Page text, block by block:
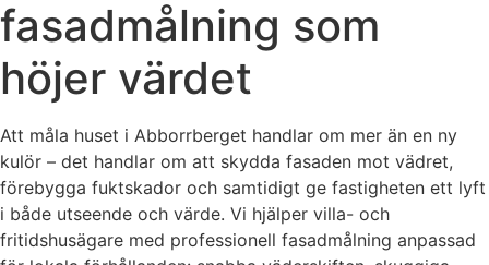
fasadmålning som
höjer värdet
Att måla huset i Abborrberget handlar om mer än en ny
kulör – det handlar om att skydda fasaden mot vädret,
förebygga fuktskador och samtidigt ge fastigheten ett lyft
i både utseende och värde. Vi hjälper villa- och
fritidshusägare med professionell fasadmålning anpassad